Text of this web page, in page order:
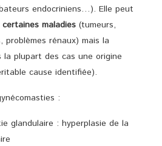
endocriniens…). Elle peut
maladies (tumeurs,
rénaux) mais la
la plupart des cas une origine
cause identifiée).
:
glandulaire : hyperplasie de la